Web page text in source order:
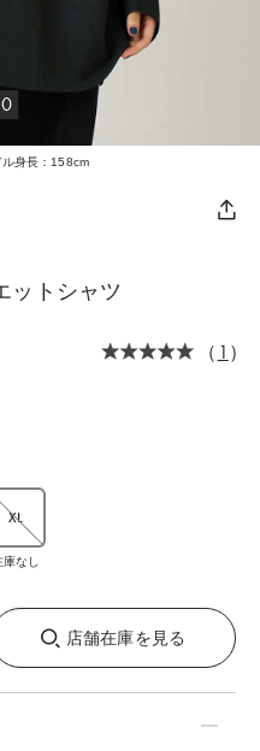
身長：158cm
ットシャツ
（ 1 ）
XL
庫なし
店舗在庫を見る